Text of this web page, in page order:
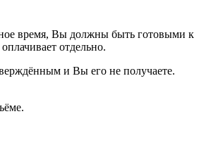
время, Вы должны быть готовыми к
отдельно.
и Вы его не получаете.